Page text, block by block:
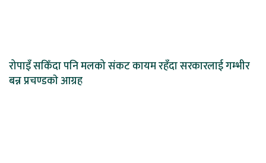
रोपाइँ सकिँदा पनि मलको संकट कायम रहँदा सरकारलाई गम्भीर
बन्न प्रचण्डकाे आग्रह